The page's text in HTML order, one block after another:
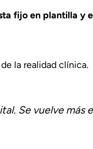
fijo en plantilla y
la realidad clínica.
Se vuelve más